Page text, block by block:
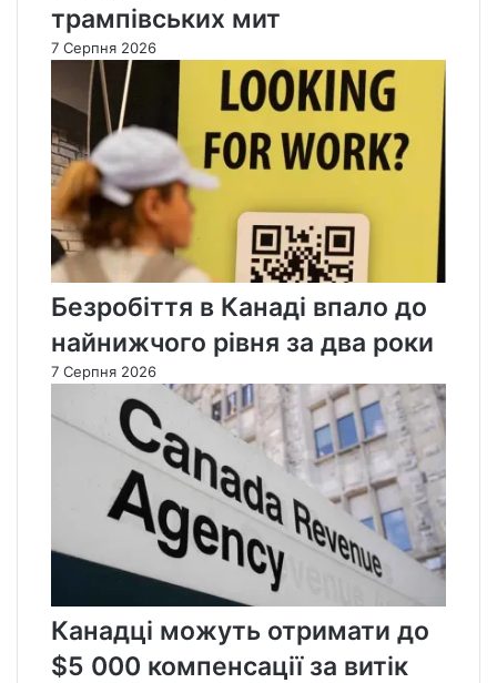
трампівських мит
7 Серпня 2026
Безробіття в Канаді впало до
найнижчого рівня за два роки
7 Серпня 2026
Канадці можуть отримати до
$5 000 компенсації за витік